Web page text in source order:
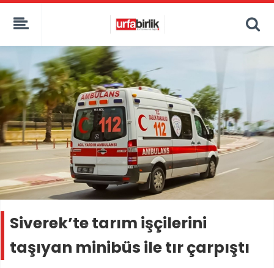
Siverek’te tarım işçilerini
taşıyan minibüs ile tır çarpıştı